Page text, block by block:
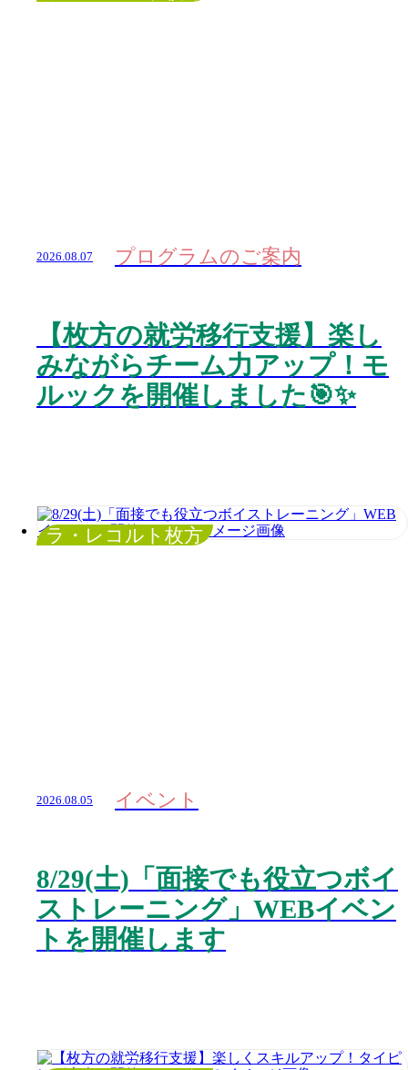
2026.08.07 プログラムのご案内
【枚方の就労移行支援】楽し
みながらチーム力アップ！モ
ルックを開催しました🎯✨
ラ・レコルト枚方
2026.08.05 イベント
8/29(土)「面接でも役立つボイ
ストレーニング」WEBイベン
トを開催します